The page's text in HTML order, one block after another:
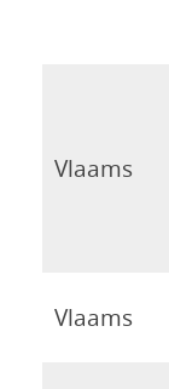
Vlaams
Vlaams